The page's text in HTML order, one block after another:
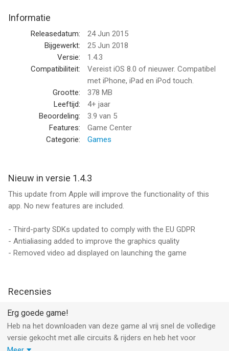
Offering cross-platform compatibility and an advanced bike
handling model based on player feedback, SBK15 is the next
installment to the officially licensed, high-octane motorcycle
racer on mobile and features:
— 13 WSBK rounds, including the brand-new Chang
International Circuit in Thailand
— 24 elite riders grouped in 14 racing teams
— 4 game modes, namely Championship, Quick Race,
Challenge and Time Attack
gyroscope and virtual controls
SBK15 was developed in conjunction with Dorna WSBK
white-knuckle Superbike racing style and offer the most
realistic motorcycle racing experience on mobile.
iPad, iPad with Retina display and iPad Air.
For any enquiry or support requests, please contact us at: sbk-
mobile@dtales.it
Informatie
Releasedatum:
24 Jun 2015
Bijgewerkt:
25 Jun 2018
Versie:
1.4.3
Compatibiliteit:
Vereist iOS 8.0 of nieuwer. Compatibel
met iPhone, iPad en iPod touch.
Grootte:
378 MB
Leeftijd:
4+ jaar
Beoordeling:
3.9 van 5
Features:
Game Center
Categorie:
Games
Nieuw in versie 1.4.3
This update from Apple will improve the functionality of this
app. No new features are included.
- Third-party SDKs updated to comply with the EU GDPR
- Antialiasing added to improve the graphics quality
- Removed video ad displayed on launching the game
Recensies
Erg goede game!
Heb na het downloaden van deze game al vrij snel de volledige
versie gekocht met alle circuits & rijders en heb het voor